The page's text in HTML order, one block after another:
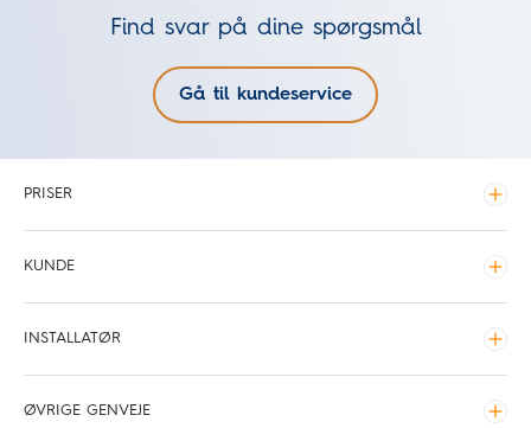
Find svar på dine spørgsmål
Gå til kundeservice
PRISER
KUNDE
INSTALLATØR
ØVRIGE GENVEJE